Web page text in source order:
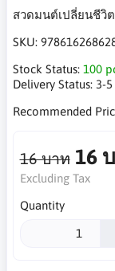
สวดมนต์เปลี่ยนชีวิ
SKU:
Stock Status: 100
Delivery Status: 3-5
Recommended
16 บาท 16
Excluding Tax
Quantity